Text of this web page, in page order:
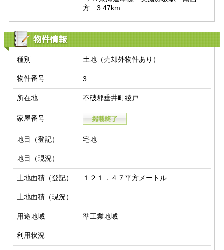
方　3.47km
物件情報
種別 土地（売却外物件あり）
物件番号 3
所在地 不破郡垂井町綾戸
家屋番号
地目（登記） 宅地
地目（現況）
土地面積（登記） １２１．４７平方メートル
土地面積（現況）
用途地域 準工業地域
利用状況